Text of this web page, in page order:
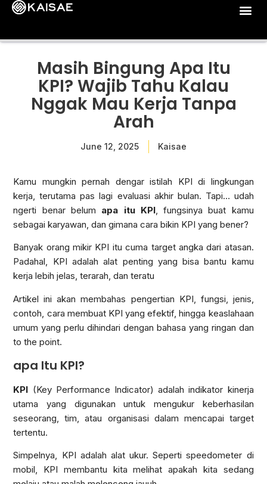
Masih Bingung Apa Itu
KPI? Wajib Tahu Kalau
Nggak Mau Kerja Tanpa
Arah
June 12, 2025 Kaisae
Kamu mungkin pernah dengar istilah KPI di lingkungan
kerja, terutama pas lagi evaluasi akhir bulan. Tapi… udah
ngerti benar belum apa itu KPI, fungsinya buat kamu
sebagai karyawan, dan gimana cara bikin KPI yang bener?
Banyak orang mikir KPI itu cuma target angka dari atasan.
Padahal, KPI adalah alat penting yang bisa bantu kamu
kerja lebih jelas, terarah, dan teratu
Artikel ini akan membahas pengertian KPI, fungsi, jenis,
contoh, cara membuat KPI yang efektif, hingga keaslahaan
umum yang perlu dihindari dengan bahasa yang ringan dan
to the point.
apa Itu KPI?
KPI (Key Performance Indicator) adalah indikator kinerja
utama yang digunakan untuk mengukur keberhasilan
seseorang, tim, atau organisasi dalam mencapai target
tertentu.
Simpelnya, KPI adalah alat ukur. Seperti speedometer di
mobil, KPI membantu kita melihat apakah kita sedang